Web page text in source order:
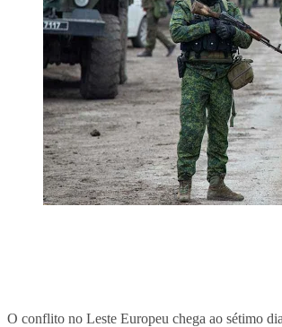
O conflito no Leste Europeu chega ao sétimo